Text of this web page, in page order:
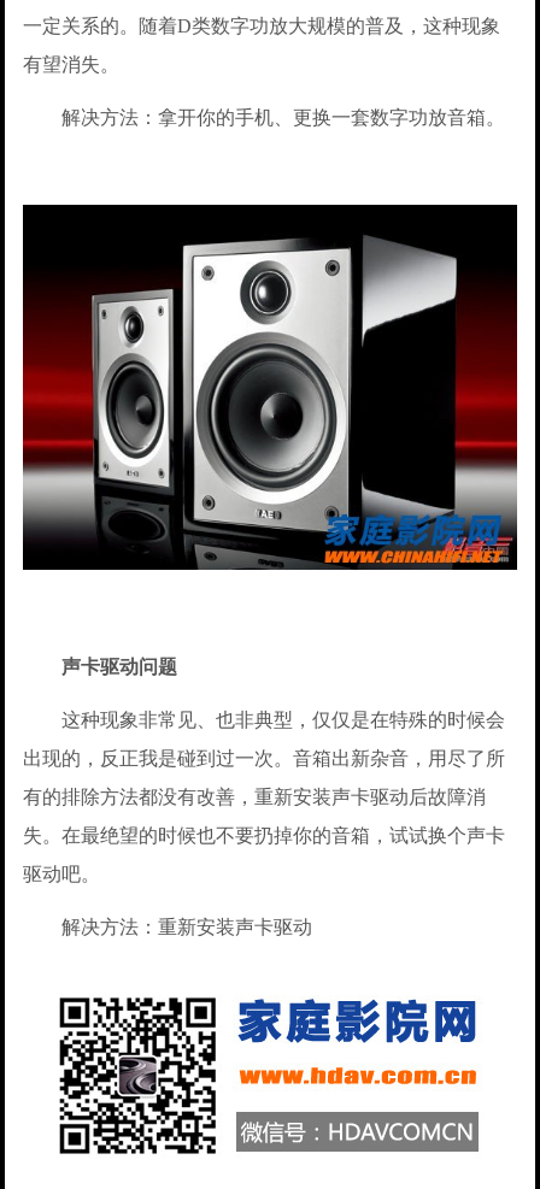
一定关系的。随着D类数字功放大规模的普及，这种现象
有望消失。
解决方法：拿开你的手机、更换一套数字功放音箱。
声卡驱动问题
这种现象非常见、也非典型，仅仅是在特殊的时候会
出现的，反正我是碰到过一次。音箱出新杂音，用尽了所
有的排除方法都没有改善，重新安装声卡驱动后故障消
失。在最绝望的时候也不要扔掉你的音箱，试试换个声卡
驱动吧。
解决方法：重新安装声卡驱动